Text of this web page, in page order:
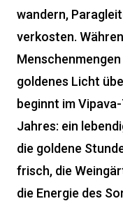
wandern,
verkosten.
goldenes Licht
beginnt im
Jahres: ein
die goldene
frisch, die
die Energie des